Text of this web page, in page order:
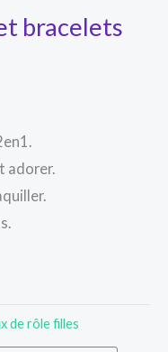
bracelets
adorer.
de rôle filles